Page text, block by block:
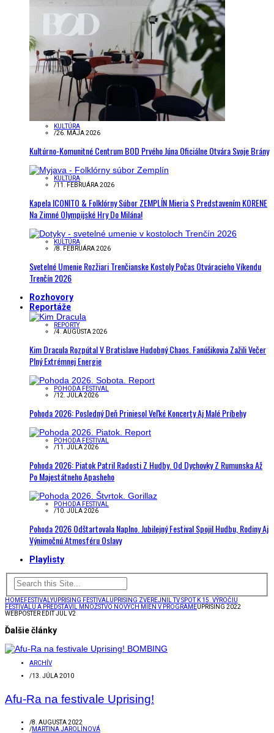
KULTÚRA
/26. MÁJA 2026
Kultúrno-Komunitné Centrum BOD Prvého Júna Oficiálne Otvára Svoje Brány
KULTÚRA
/11. FEBRUÁRA 2026
Kapela ICONITO & Folklórny Súbor ZEMPLÍN Mieria S Predstavením KORENE
Na Zimné Olympijské Hry Do Milána!
KULTÚRA
/8. FEBRUÁRA 2026
Svetelné Umenie Rozžiari Trenčianske Kostoly Počas Otváracieho Víkendu
Trenčín 2026
Rozhovory
Reportáže
REPORTY
/4. AUGUSTA 2026
Kim Dracula Rozpútal V Bratislave Hudobný Chaos. Fanúšikovia Zažili Večer
Plný Extrémnej Energie
POHODA FESTIVAL
/12. JÚLA 2026
Pohoda 2026: Posledný Deň Priniesol Veľké Koncerty Aj Malé Príbehy
POHODA FESTIVAL
/11. JÚLA 2026
Pohoda 2026: Piatok Patril Radosti Z Hudby. Od Dychovky Z Rumunska Až
Po Majestátneho Apasheho
POHODA FESTIVAL
/10. JÚLA 2026
Pohoda 2026 Odštartovala Naplno. Jubilejný Festival Spojil Hudbu, Rodiny Aj
Výnimočnú Atmosféru Oslavy
Playlisty
HOMEFESTIVALYUPRISING FESTIVAL UPRISING ZVEREJNIL TV SPOT K 15. VÝROČIU
FESTIVALU A PREDSTAVIL MNOŽSTVO NOVÝCH MIEN V PROGRAMEUPRISING 2022
WEBPOSTER EDIT JUL V2
Ďalšie články
ARCHÍV
/13. JÚLA 2010
Afu-Ra na festivale Uprising!
/8. AUGUSTA 2022
/MARTINA JAROLÍNOVÁ